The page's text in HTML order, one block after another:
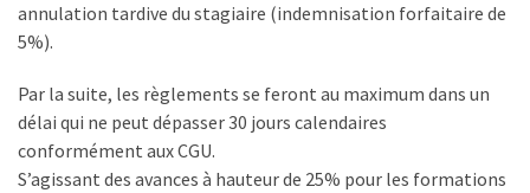
annulation tardive du stagiaire (indemnisation forfaitaire de
5%).
Par la suite, les règlements se feront au maximum dans un
délai qui ne peut dépasser 30 jours calendaires
conformément aux CGU.
S’agissant des avances à hauteur de 25% pour les formations